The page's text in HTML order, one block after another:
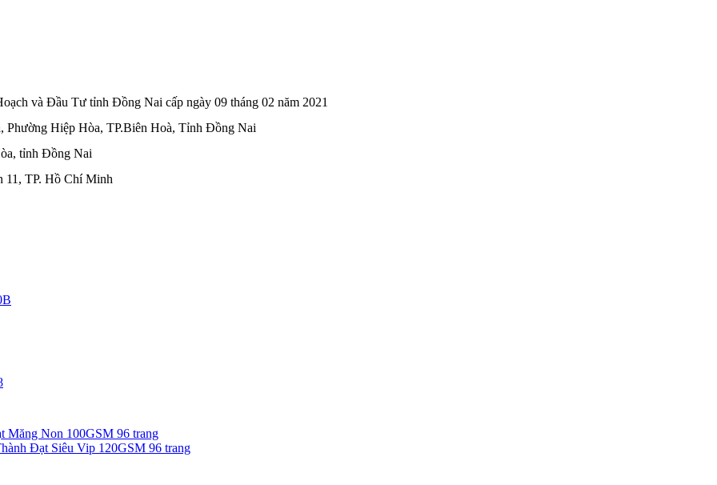
và Đầu Tư tỉnh Đồng Nai cấp ngày 09 tháng 02 năm 2021
Hiệp Hòa, TP.Biên Hoà, Tỉnh Đồng Nai
tỉnh Đồng Nai
11, TP. Hồ Chí Minh
Măng Non 100GSM 96 trang
Đạt Siêu Vip 120GSM 96 trang